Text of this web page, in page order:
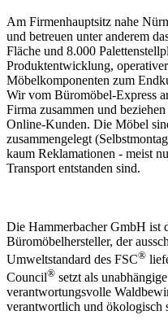
Am Firmenhauptsitz nahe
und betreuen unter anderem
Fläche und 8.000
Produktentwicklung,
Möbelkomponenten zum
Wir vom Büromöbel-Express
Firma zusammen und
Online-Kunden. Die Möbel
zusammengelegt
kaum Reklamationen - meist
Transport entstanden sind.
Die Hammerbacher GmbH ist
Büromöbelhersteller, der
Umweltstandard des FSC®
Council® setzt als
verantwortungsvolle
verantwortlich und ökologisch